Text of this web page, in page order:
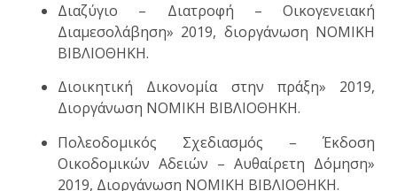
Διαζύγιο – Διατροφή – Οικογενειακή
Διαμεσολάβηση» 2019, διοργάνωση ΝΟΜΙΚΗ
ΒΙΒΛΙΟΘΗΚΗ.
Διοικητική Δικονομία στην πράξη» 2019,
Διοργάνωση ΝΟΜΙΚΗ ΒΙΒΛΙΟΘΗΚΗ.
Πολεοδομικός Σχεδιασμός – Έκδοση
Οικοδομικών Αδειών – Αυθαίρετη Δόμηση»
2019, Διοργάνωση ΝΟΜΙΚΗ ΒΙΒΛΙΟΘΗΚΗ.